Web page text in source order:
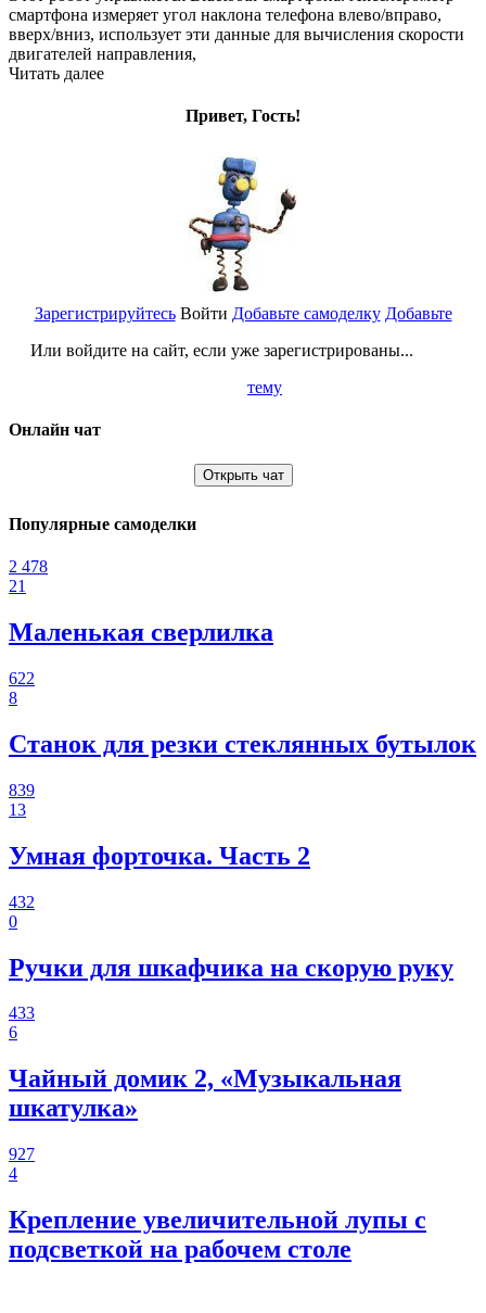
смартфона измеряет угол наклона телефона влево/вправо,
вверх/вниз, использует эти данные для вычисления скорости
двигателей направления,
Читать далее
Привет, Гость!
Зарегистрируйтесь
Или войдите на сайт, если уже зарегистрированы...
Войти Добавьте самоделку Добавьте
тему
Онлайн чат
Открыть чат
Популярные самоделки
2 478
21
Маленькая сверлилка
622
8
Станок для резки стеклянных бутылок
839
13
Умная форточка. Часть 2
432
0
Ручки для шкафчика на скорую руку
433
6
Чайный домик 2, «Музыкальная
шкатулка»
927
4
Крепление увеличительной лупы с
подсветкой на рабочем столе